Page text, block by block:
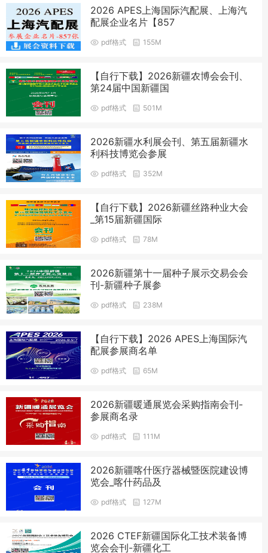
2026 APES上海国际汽配展、上海汽
配展企业名片【857
pdf格式 155M
【自行下载】2026新疆农博会会刊、
第24届中国新疆国
pdf格式 501M
2026新疆水利展会刊、第五届新疆水
利科技博览会参展
pdf格式 352M
【自行下载】2026新疆丝路种业大会
_第15届新疆国际
pdf格式 78M
2026新疆第十一届种子展示交易会会
刊-新疆种子展参
pdf格式 238M
【自行下载】2026 APES上海国际汽
配展参展商名单
pdf格式 65M
2026新疆暖通展览会采购指南会刊-
参展商名录
pdf格式 111M
2026新疆喀什医疗器械暨医院建设博
览会_喀什药品及
pdf格式 127M
2026 CTEF新疆国际化工技术装备博
览会会刊-新疆化工